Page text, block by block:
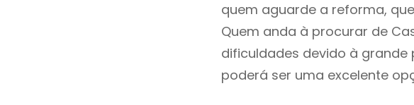
quem aguarde a reforma,
Quem anda à procurar de
dificuldades devido à
poderá ser uma excelente